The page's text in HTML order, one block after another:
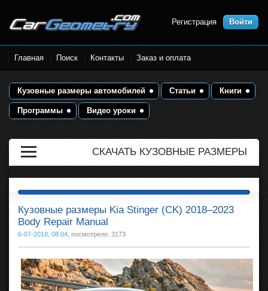
Размеры кузова автомобилей.
Контрольные точки и кузовные
размеры. Геометрия кузова
Регистрация Войти
Главная Поиск Контакты Заказ и оплата
Кузовные размеры автомобилей Статьи Книги
Программы Видео уроки
СКАЧАТЬ КУЗОВНЫЕ РАЗМЕРЫ
Кузовные размеры Kia Stinger (CK) 2018–2023
Body Repair Manual
6-07-2018, 08:04 , посмотрело: 3173